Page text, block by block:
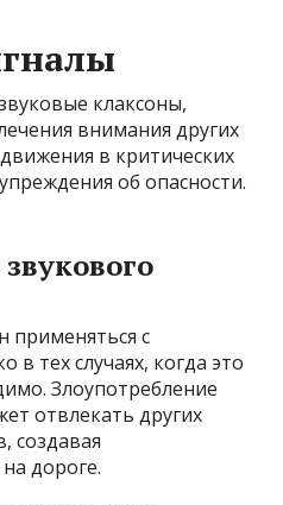
клаксоны,
внимания других
в критических
об опасности.
применяться с
тех случаях, когда это
Злоупотребление
отвлекать других
создавая
дороге.